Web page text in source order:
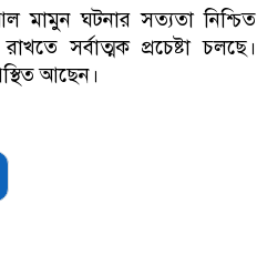
মামুন ঘটনার সত্যতা নিশ্চিত
সর্বাত্মক প্রচেষ্টা চলছে।
আছেন।